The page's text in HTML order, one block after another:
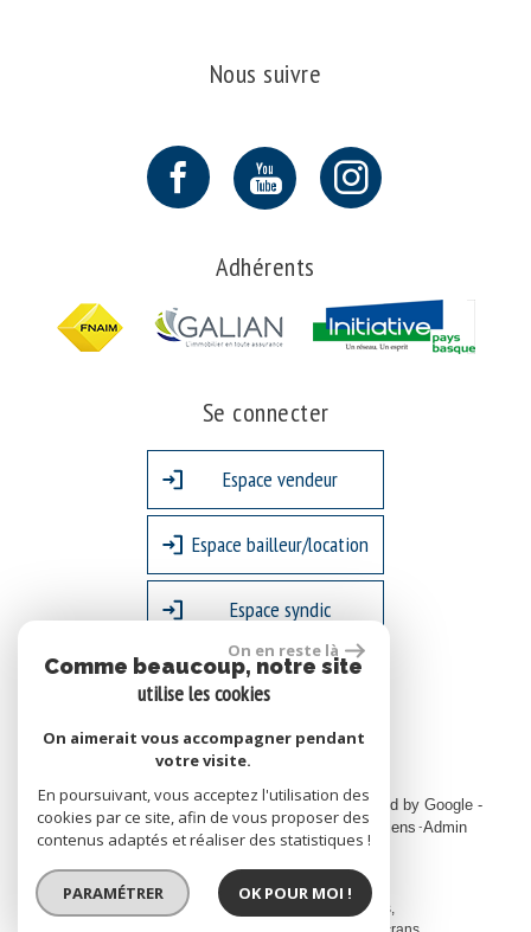
Nous suivre
Adhérents
Se connecter
Espace vendeur
Espace bailleur/location
Espace syndic
site réalisé par
© 2026 | Tous droits réservés | Traduction powered by Google -
Plan du site Mentions légales Nos honoraires Liens Admin
Site internet compatible multi-supports,
On en reste là
Comme beaucoup, notre site
utilise les cookies
On aimerait vous accompagner pendant
votre visite.
En poursuivant, vous acceptez l'utilisation des
cookies par ce site, afin de vous proposer des
contenus adaptés et réaliser des statistiques !
PARAMÉTRER OK POUR MOI !